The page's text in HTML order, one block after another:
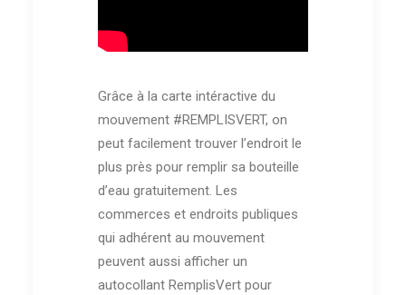
Grâce à la carte intéractive du
mouvement #REMPLISVERT, on
peut facilement trouver l’endroit le
plus près pour remplir sa bouteille
d’eau gratuitement. Les
commerces et endroits publiques
qui adhérent au mouvement
peuvent aussi afficher un
autocollant RemplisVert pour